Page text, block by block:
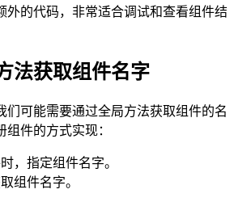
外的代码，非常适合调试和查看组件结
法获取组件名字
们可能需要通过全局方法获取组件的名
件的方式实现：
，指定组件名字。
组件名字。